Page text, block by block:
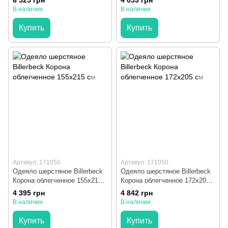
В наличии
Купить
В наличии
Купить
Артикул: 171050
Одеяло шерстяное Billerbeck
Корона облегченное 155x215
см
4 395 грн
В наличии
Купить
Артикул: 171050
Одеяло шерстяное Billerbeck
Корона облегченное 172x205
см
4 842 грн
В наличии
Купить